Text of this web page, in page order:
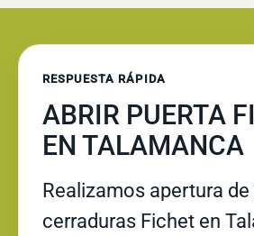
RESPUESTA RÁPIDA
ABRIR PUERTA
EN TALAMANCA
Realizamos apertura
cerraduras Fichet en